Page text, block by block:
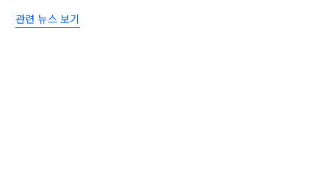
관련 뉴스 보기